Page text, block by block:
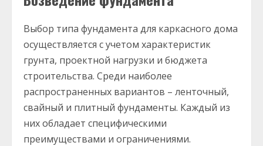
Выбор типа фундамента для каркасного дома
осуществляется с учетом характеристик
грунта, проектной нагрузки и бюджета
строительства. Среди наиболее
распространенных вариантов – ленточный,
свайный и плитный фундаменты. Каждый из
них обладает специфическими
преимуществами и ограничениями.